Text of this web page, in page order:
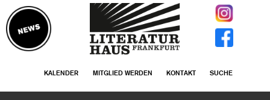
KALENDER MITGLIED WERDEN KONTAKT SUCHE